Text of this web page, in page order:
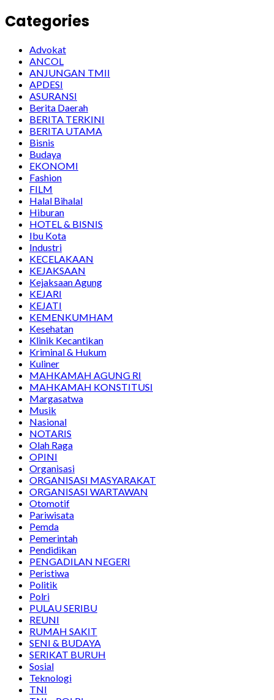
Categories
Advokat
ANCOL
ANJUNGAN TMII
APDESI
ASURANSI
Berita Daerah
BERITA TERKINI
BERITA UTAMA
Bisnis
Budaya
EKONOMI
Fashion
FILM
Halal Bihalal
Hiburan
HOTEL & BISNIS
Ibu Kota
Industri
KECELAKAAN
KEJAKSAAN
Kejaksaan Agung
KEJARI
KEJATI
KEMENKUMHAM
Kesehatan
Klinik Kecantikan
Kriminal & Hukum
Kuliner
MAHKAMAH AGUNG RI
MAHKAMAH KONSTITUSI
Margasatwa
Musik
Nasional
NOTARIS
Olah Raga
OPINI
Organisasi
ORGANISASI MASYARAKAT
ORGANISASI WARTAWAN
Otomotif
Pariwisata
Pemda
Pemerintah
Pendidikan
PENGADILAN NEGERI
Peristiwa
Politik
Polri
PULAU SERIBU
REUNI
RUMAH SAKIT
SENI & BUDAYA
SERIKAT BURUH
Sosial
Teknologi
TNI